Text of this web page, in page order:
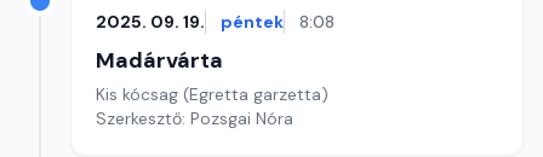
2025. 09. 19. péntek 8:08
Madárvárta
Kis kócsag (Egretta garzetta)
Szerkesztő: Pozsgai Nóra